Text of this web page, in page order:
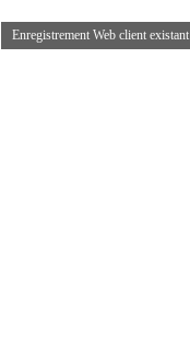
Enregistrement Web client existant